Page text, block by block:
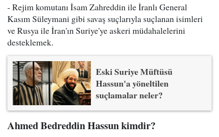
- Rejim komutanı İsam Zahreddin ile İranlı General
Kasım Süleymani gibi savaş suçlarıyla suçlanan isimleri
ve Rusya ile İran'ın Suriye'ye askeri müdahalelerini
desteklemek.
Eski Suriye Müftüsü
Hassun'a yöneltilen
suçlamalar neler?
Ahmed Bedreddin Hassun kimdir?